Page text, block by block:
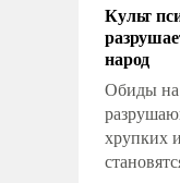
Культ
народ
Обиды на
хрупких